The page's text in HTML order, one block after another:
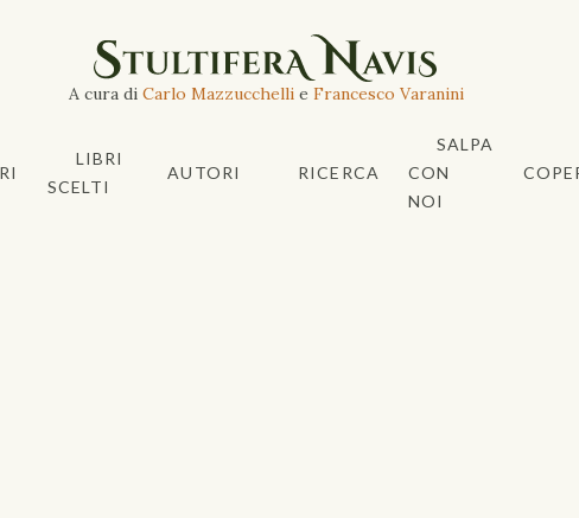
A cura di Carlo Mazzucchellie Francesco Varanini
LIBRI
SCELTI
AUTORI RICERCA
SALPA
CON
NOI